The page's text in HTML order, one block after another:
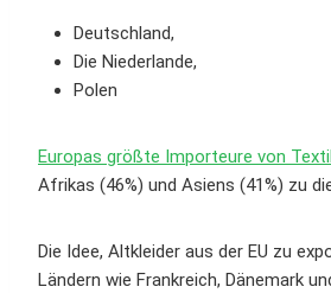
Deutschland,
Die Niederlande,
Polen
Europas größte Importeure von
Afrikas (46%) und Asiens (41%) zu
Die Idee, Altkleider aus der EU zu
Ländern wie Frankreich, Dänemark